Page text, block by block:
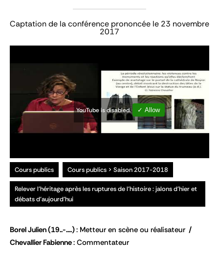
Captation de la conférence prononcée le 23 novembre
2017
YouTube is disabled. ✓ Allow
Cours publics Cours publics > Saison 2017-2018
Relever l’héritage après les ruptures de l’histoire : jalons d’hier et
débats d’aujourd’hui
Borel Julien(19..-....) Metteur en scène ou réalisateur
Chevallier Fabienne Commentateur